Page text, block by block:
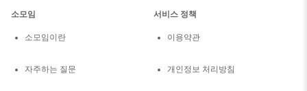
소모임
소모임이란
자주하는 질문
서비스 정책
이용약관
개인정보 처리방침